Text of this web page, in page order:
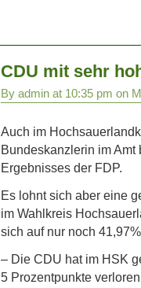
CDU mit sehr
By admin at 10:35 pm on
Auch im
Bundeskanzlerin im
Ergebnisses der FDP.
Es lohnt sich aber eine
im Wahlkreis
sich auf nur noch
– Die CDU hat im HSK
5 Prozentpunkte